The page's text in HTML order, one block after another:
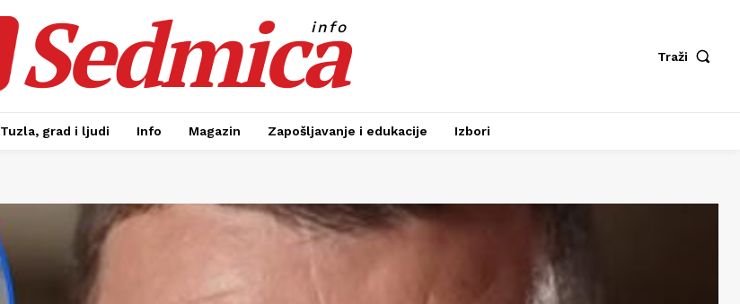
Sedmica
info
Traži
Tuzla, grad i ljudi Info Magazin Zapošljavanje i edukacije Izbori